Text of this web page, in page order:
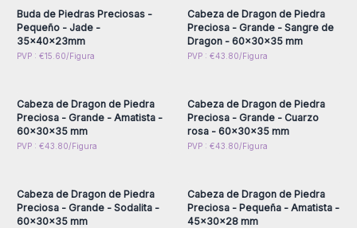
Buda de Piedras Preciosas -
Pequeño - Jade -
35x40x23mm
PVP : €15.60/Figura
Cabeza de Dragon de Piedra
Preciosa - Grande - Sangre de
Dragon - 60x30x35 mm
PVP : €43.80/Figura
Inicie sesión o regístrese
Cabeza de Dragon de Piedra
Preciosa - Grande - Amatista -
60x30x35 mm
PVP : €43.80/Figura
Inicie sesión o regístrese
Cabeza de Dragon de Piedra
Preciosa - Grande - Cuarzo
rosa - 60x30x35 mm
PVP : €43.80/Figura
Inicie sesión o regístrese
Cabeza de Dragon de Piedra
Preciosa - Grande - Sodalita -
60x30x35 mm
Inicie sesión o regístrese
Cabeza de Dragon de Piedra
Preciosa - Pequeña - Amatista -
45x30x28 mm